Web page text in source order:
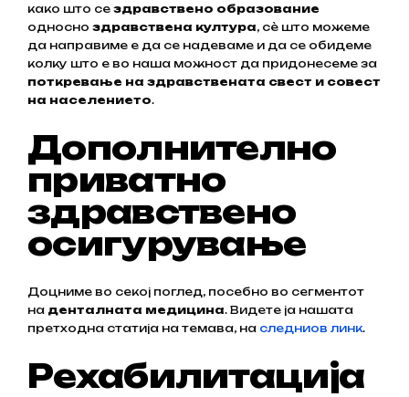
како што се здравствено образование
односно здравствена култура, сѐ што можеме
да направиме е да се надеваме и да се обидеме
колку што е во наша можност да придонесеме за
поткревање на здравствената свест и совест
на населението.
Дополнително
приватно
здравствено
осигурување
Доцниме во секој поглед, посебно во сегментот
на денталната медицина. Видете ја нашата
претходна статија на темава, на следниов линк.
Рехабилитација